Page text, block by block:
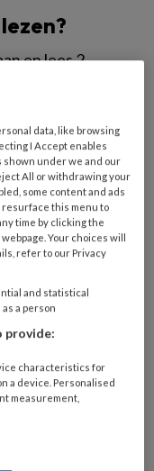
en lees 2
Log dan in
data, like browsing
I Accept enables
shown under we and our
All or withdrawing your
some content and ads
resurface this menu to
time by clicking the
Your choices will
refer to our Privacy
and statistical
a person
provide:
characteristics for
a device. Personalised
measurement,